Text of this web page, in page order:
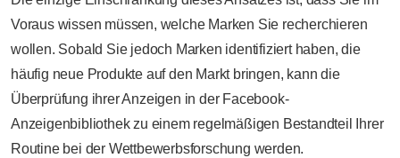
Voraus wissen müssen, welche Marken Sie recherchieren
wollen. Sobald Sie jedoch Marken identifiziert haben, die
häufig neue Produkte auf den Markt bringen, kann die
Überprüfung ihrer Anzeigen in der Facebook-
Anzeigenbibliothek zu einem regelmäßigen Bestandteil Ihrer
Routine bei der Wettbewerbsforschung werden.